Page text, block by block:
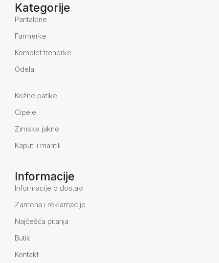
Kategorije
Pantalone
Farmerke
Komplet trenerke
Odela
Kožne patike
Cipele
Zimske jakne
Kaputi i mantili
Informacije
Informacije o dostavi
Zamena i reklamacije
Najčešća pitanja
Butik
Kontakt